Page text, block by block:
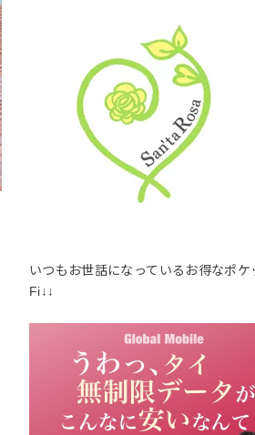
いつもお世話になっているお得なポケ
Fi↓↓